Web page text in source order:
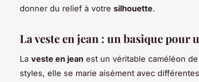
donner du relief à votre silhouette.
La veste en jean : un basique pour
La veste en jean est un véritable caméléon de
styles, elle se marie aisément avec différentes